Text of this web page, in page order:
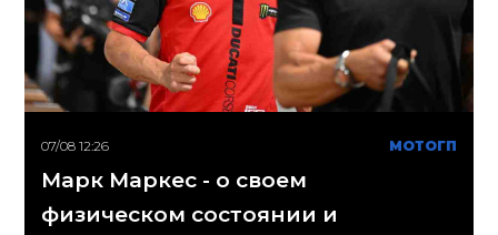
07/08 12:26 МОТОГП
Марк Маркес - о своем
физическом состоянии и